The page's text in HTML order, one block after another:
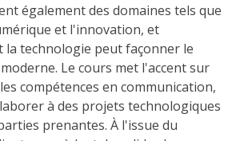
également des domaines tels que
et l'innovation, et
la technologie peut façonner le
Le cours met l'accent sur
compétences en communication,
à des projets technologiques
prenantes. À l'issue du